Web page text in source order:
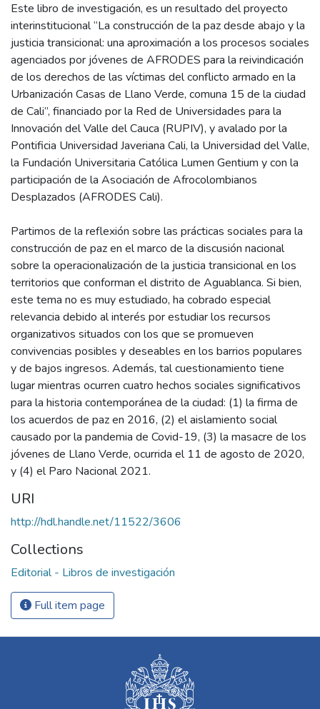
Este libro de investigación, es un resultado del proyecto
interinstitucional “La construcción de la paz desde abajo y la
justicia transicional: una aproximación a los procesos sociales
agenciados por jóvenes de AFRODES para la reivindicación
de los derechos de las víctimas del conflicto armado en la
Urbanización Casas de Llano Verde, comuna 15 de la ciudad
de Cali”, financiado por la Red de Universidades para la
Innovación del Valle del Cauca (RUPIV), y avalado por la
Pontificia Universidad Javeriana Cali, la Universidad del Valle,
la Fundación Universitaria Católica Lumen Gentium y con la
participación de la Asociación de Afrocolombianos
Desplazados (AFRODES Cali).
Partimos de la reflexión sobre las prácticas sociales para la
construcción de paz en el marco de la discusión nacional
sobre la operacionalización de la justicia transicional en los
territorios que conforman el distrito de Aguablanca. Si bien,
este tema no es muy estudiado, ha cobrado especial
relevancia debido al interés por estudiar los recursos
organizativos situados con los que se promueven
convivencias posibles y deseables en los barrios populares
y de bajos ingresos. Además, tal cuestionamiento tiene
lugar mientras ocurren cuatro hechos sociales significativos
para la historia contemporánea de la ciudad: (1) la firma de
los acuerdos de paz en 2016, (2) el aislamiento social
causado por la pandemia de Covid-19, (3) la masacre de los
jóvenes de Llano Verde, ocurrida el 11 de agosto de 2020,
y (4) el Paro Nacional 2021.
URI
http://hdl.handle.net/11522/3606
Collections
Editorial - Libros de investigación
Full item page